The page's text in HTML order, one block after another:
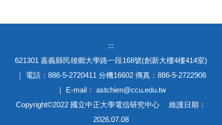
:::
621301 嘉義縣民雄鄉大學路一段168號(創新大樓4樓414室)
｜ 電話：886-5-2720411 分機16602 傳真：886-5-2722908
｜ E-mail： astchien@ccu.edu.tw
Copyright©2022 國立中正大學電信研究中心 維護日期：
2026.07.08